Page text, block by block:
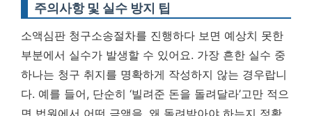
주의사항 및 실수 방지 팁
소액심판 청구소송절차를 진행하다 보면 예상치 못한
부분에서 실수가 발생할 수 있어요. 가장 흔한 실수 중
하나는 청구 취지를 명확하게 작성하지 않는 경우랍니
다. 예를 들어, 단순히 ‘빌려준 돈을 돌려달라’고만 적으
면 법원에서 어떤 금액을, 왜 돌려받아야 하는지 정확